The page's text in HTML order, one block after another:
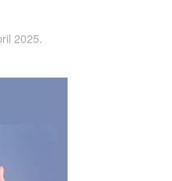
2025.